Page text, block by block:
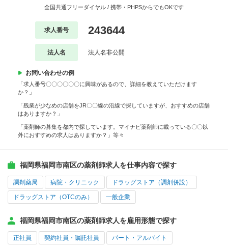
全国共通フリーダイヤル / 携帯・PHPSからでもOKです
求人番号 243644
法人名 法人名非公開
お問い合わせの例
「求人番号〇〇〇〇〇〇に興味があるので、詳細を教えていただけます
か？」
「残業が少なめの店舗をJR〇〇線の沿線で探していますが、おすすめの店舗
はありますか？」
「薬剤師の募集を都内で探しています。マイナビ薬剤師に載っている〇〇以
外におすすめの求人はありますか？」等々
福岡県福岡市南区の薬剤師求人を仕事内容で探す
調剤薬局 病院・クリニック ドラッグストア（調剤併設）
ドラッグストア（OTCのみ） 一般企業
福岡県福岡市南区の薬剤師求人を雇用形態で探す
正社員 契約社員・嘱託社員 パート・アルバイト